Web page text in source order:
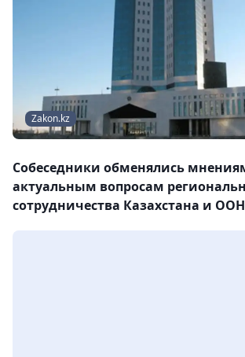
Zakon.kz
Собеседники обменялись
актуальным вопросам
сотрудничества Казахстана и